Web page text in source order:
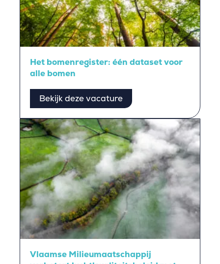
Het bomenregister: één dataset voor
alle bomen
Bekijk deze vacature
Vlaamse Milieumaatschappij